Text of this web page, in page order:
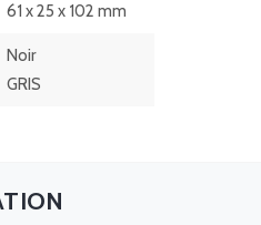
61 x 25 x 102 mm
Noir
GRIS